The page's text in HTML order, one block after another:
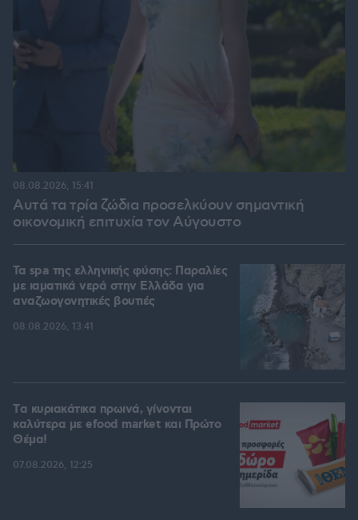
Αυτά τα τρία ζώδια προσελκύουν σημαντική
οικονομική επιτυχία τον Αύγουστο
08.08.2026, 15:41
Τα spa της ελληνικής φύσης: Παραλίες
με ιαματικά νερά στην Ελλάδα για
αναζωογονητικές βουτιές
08.08.2026, 13:41
Tα κυριακάτικα πρωινά, γίνονται
καλύτερα με efood market και Πρώτο
Θέμα!
07.08.2026, 12:25